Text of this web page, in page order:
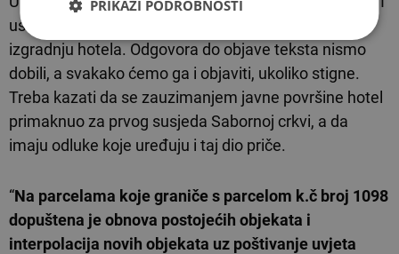
usmeno i pisemno uputili smo upit vezano za
izgradnju hotela. Odgovora do objave teksta nismo
dobili, a svakako ćemo ga i objaviti, ukoliko stigne.
Treba kazati da se zauzimanjem javne površine hotel
primaknuo za prvog susjeda Sabornoj crkvi, a da
imaju odluke koje uređuju i taj dio priče.
“Na parcelama koje graniče s parcelom k.č broj 1098
dopuštena je obnova postojećih objekata i
interpolacija novih objekata uz poštivanje uvjeta
PRIKAŽI PODROBNOSTI